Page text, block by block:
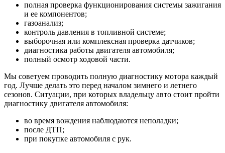
полная проверка функционирования системы зажигания
и ее компонентов;
газоанализ;
контроль давления в топливной системе;
выборочная или комплексная проверка датчиков;
диагностика работы двигателя автомобиля;
полный осмотр ходовой части.
Мы советуем проводить полную диагностику мотора каждый
год. Лучше делать это перед началом зимнего и летнего
сезонов. Ситуации, при которых владельцу авто стоит пройти
диагностику двигателя автомобиля:
во время вождения наблюдаются неполадки;
после ДТП;
при покупке автомобиля с рук.